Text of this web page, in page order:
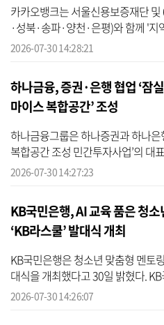
카카오뱅크는 서울신용보증재단
·성북·송파·양천·은평)와 함께 '
연 업무협약'을 체결한다고 30일 밝
2026-07-30 14:28:21
하나금융, 증권·은행 협업 ‘잠
마이스 복합공간’ 조성
하나금융그룹은 하나증권과 하나은
복합공간 조성 민간투자사업’의 대
조원 규모의 프로젝트파이낸싱(PF)
2026-07-30 14:27:23
KB국민은행, AI 교육 품은 청소
‘KB라스쿨’ 발대식 개최
KB국민은행은 청소년 맞춤형 멘토
대식을 개최했다고 30일 밝혔다.
KB국민은행의 대표 사회공헌 사업
2026-07-30 14:26:07